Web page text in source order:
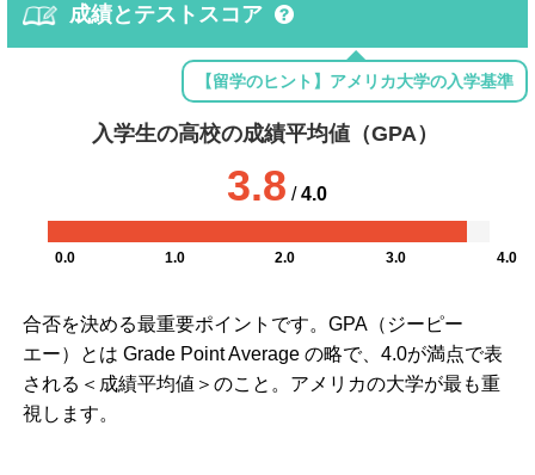
成績とテストスコア
【留学のヒント】アメリカ大学の入学基準
入学生の高校の成績平均値（GPA）
3.8 / 4.0
0.0 1.0 2.0 3.0 4.0
合否を決める最重要ポイントです。GPA（ジーピー
エー）とは Grade Point Average の略で、4.0が満点で表
される＜成績平均値＞のこと。アメリカの大学が最も重
視します。